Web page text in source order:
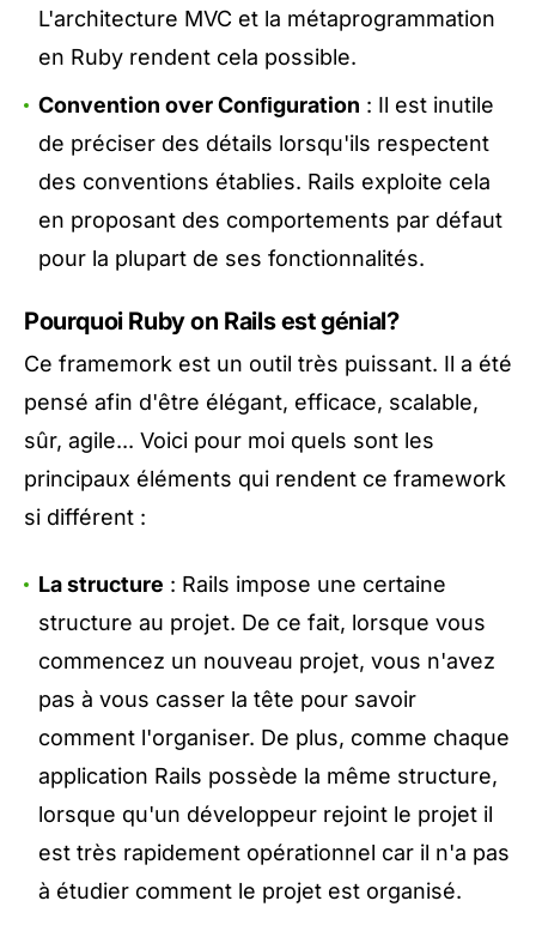
L'architecture MVC et la métaprogrammation
en Ruby rendent cela possible.
Convention over Conﬁguration : Il est inutile
de préciser des détails lorsqu'ils respectent
des conventions établies. Rails exploite cela
en proposant des comportements par défaut
pour la plupart de ses fonctionnalités.
Pourquoi Ruby on Rails est génial?
Ce framemork est un outil très puissant. Il a été
pensé afin d'être élégant, efficace, scalable,
sûr, agile... Voici pour moi quels sont les
principaux éléments qui rendent ce framework
si différent :
La structure : Rails impose une certaine
structure au projet. De ce fait, lorsque vous
commencez un nouveau projet, vous n'avez
pas à vous casser la tête pour savoir
comment l'organiser. De plus, comme chaque
application Rails possède la même structure,
lorsque qu'un développeur rejoint le projet il
est très rapidement opérationnel car il n'a pas
à étudier comment le projet est organisé.